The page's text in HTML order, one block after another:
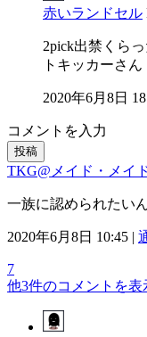
赤いランドセル
2pick出禁くら
トキッカーさん
2020年6月8日
コメントを入力
投稿
TKG@メイド・メイ
一族に認められたい
2020年6月8日 10:45 |
7
他3件のコメントを表